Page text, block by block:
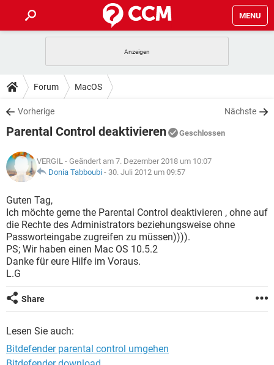
MENU
ANDROID
WINDOWS 10
WHATSAPP TIKTOK
FACEBOOK
TIPPS & TRICKS
SPIELE
WHATSAPP TIKTOK
FACEBOOK
DOWNLOADS
SPIELE STREAMING
ANDROID
WINDOWS 10 INSTAGRAM
WHATSAPP
FACEBOOK HARDWARE
SPIELE STREAMING
ANDROID
WINDOWS 10
WHATSAPP TIKTOK
FACEBOOK HARDWARE
LEXIKON
SPIELE
ANDROID IOS
WINDOWS 10 INSTAGRAM
WHATSAPP
FACEBOOK
Forum MacOS
Vorherige Nächste
Parental Control deaktivieren Geschlossen
VERGIL - Geändert am 7. Dezember 2018 um 10:07
Donia Tabboubi - 30. Juli 2012 um 09:57
Guten Tag,
Ich möchte gerne the Parental Control deaktivieren , ohne auf
die Rechte des Administrators beziehungsweise ohne
Passworteingabe zugreifen zu müssen)))).
PS; Wir haben einen Mac OS 10.5.2
Danke für eure Hilfe im Voraus.
L.G
Share
Lesen Sie auch:
Bitdefender parental control umgehen